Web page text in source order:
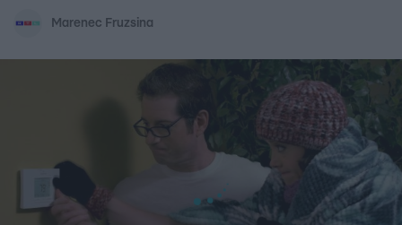
Marenec Fruzsina